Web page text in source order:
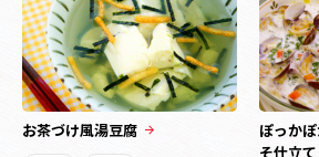
お茶づけ風湯豆腐
ぽっか
そ仕立て